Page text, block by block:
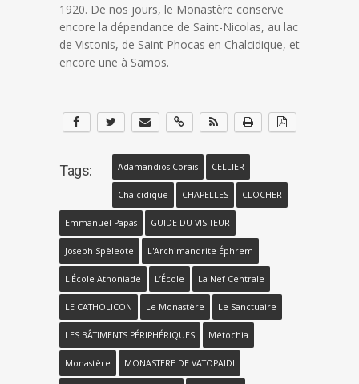
1920. De nos jours, le Monastère conserve
encore la dépendance de Saint-Nicolas, au lac
de Vistonis, de Saint Phocas en Chalcidique, et
encore une à Samos.
Tags: Adamandios Coraïs CELLIER
Chalcidique CHAPELLES CLOCHER
Emmanuel Papas GUIDE DU VISITEUR
Joseph Spèleote L'Archimandrite Éphrem
L'École Athoniade L’École La Nef Centrale
LE CATHOLICON Le Monastère Le Sanctuaire
LES BÂTIMENTS PÉRIPHÉRIQUES Métochia
Monastère MONASTERE DE VATOPAIDI